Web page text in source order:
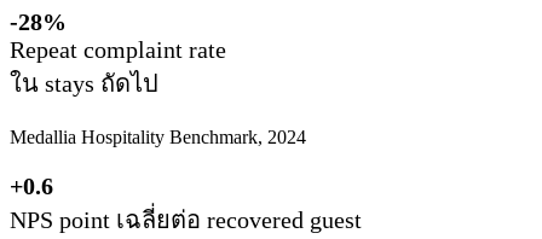
-28%
Repeat complaint rate
ใน stays ถัดไป
Medallia Hospitality Benchmark, 2024
+0.6
NPS point เฉลี่ยต่อ recovered guest